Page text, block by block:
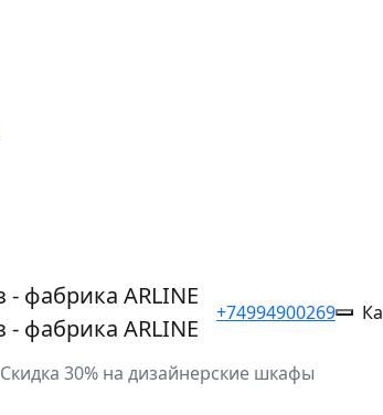
+74994900269
Скидка 30% на дизайнерские шкафы